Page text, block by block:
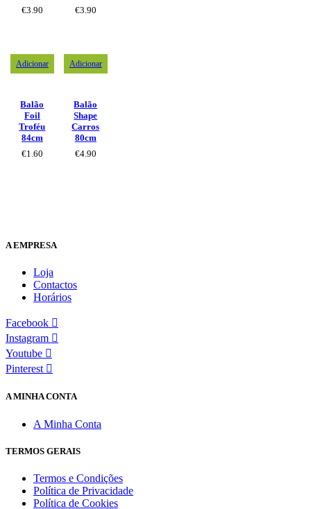
€3.90
€3.90
Adicionar
Balão
Foil
Troféu
84cm
€1.60
Adicionar
Balão
Shape
Carros
80cm
€4.90
A EMPRESA
Loja
Contactos
Horários
Facebook
Instagram
Youtube
Pinterest
A MINHA CONTA
A Minha Conta
TERMOS GERAIS
Termos e Condições
Política de Privacidade
Política de Cookies